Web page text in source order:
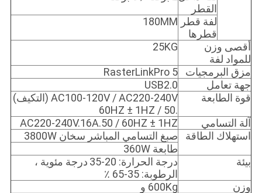
القطر
لفة قطر
قطرها
180MM
أقصى وزن
للمواد لفة
25KG
مزق البرمجيات
RasterLinkPro 5
جهة تعامل
USB2.0
قوة الطابعة
AC100-120V / AC220-240V (التكيف)
.50 / 60HZ ± 1HZ
آلة التسامي
AC220-240V.16A.50 / 60HZ ± 1HZ
استهلاك الطاقة
صبغ التسامي المباشر سخان 3800W
طابعة 360W
بيئة
درجة الحرارة: 20-35
درجة مئوية ،
الرطوبة: 35-65 ٪
وزن
600Kg و